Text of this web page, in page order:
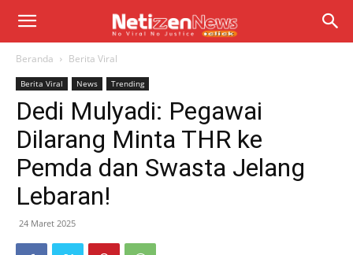
Beranda Berita Viral
Berita Viral News Trending
Dedi Mulyadi: Pegawai
Dilarang Minta THR ke
Pemda dan Swasta Jelang
Lebaran!
24 Maret 2025